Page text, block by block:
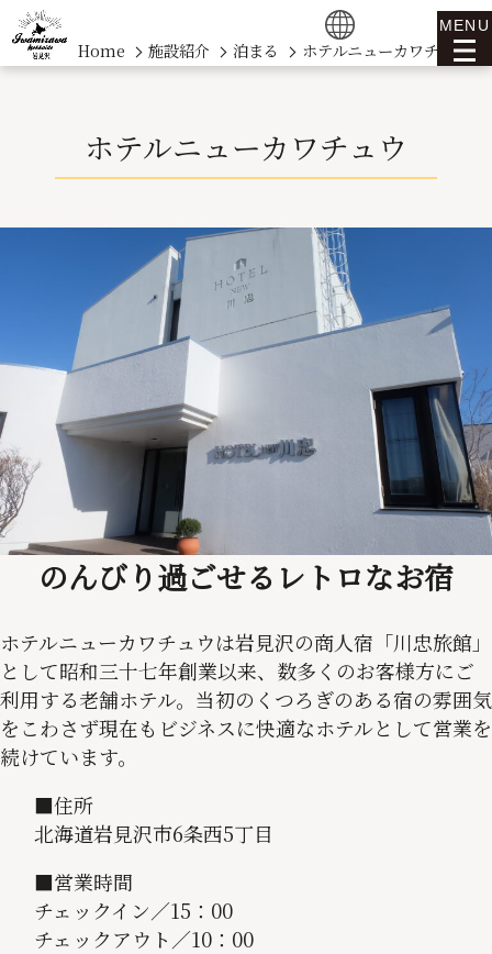
MENU
Home 施設紹介 泊まる ホテルニューカワチュウ
ホテルニューカワチュウ
のんびり過ごせるレトロなお宿
ホテルニューカワチュウは岩見沢の商人宿「川忠旅館」
として昭和三十七年創業以来、数多くのお客様方にご
利用する老舗ホテル。当初のくつろぎのある宿の雰囲気
をこわさず現在もビジネスに快適なホテルとして営業を
続けています。
■住所
北海道岩見沢市6条西5丁目
■営業時間
チェックイン／15：00
チェックアウト／10：00